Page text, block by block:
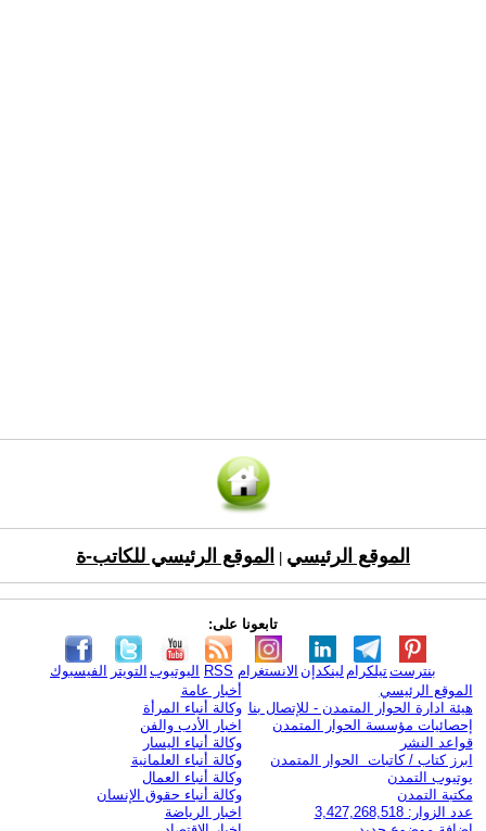
الموقع الرئيسي الموقع الرئيسي للكاتب-ة
تابعونا على:
الفيسبوك التويتر اليوتيوب RSS الانستغرام لينكدإن تيلكرامبنترست
الموقع الرئيسي
هيئة ادارة الحوار المتمدن - للإتصال بنا
إحصائيات مؤسسة الحوار المتمدن
قواعد النشر
ابرز كتاب / كاتبات الحوار المتمدن
يوتيوب التمدن
مكتبة التمدن
عدد الزوار: 3,427,268,518
أخبار عامة
وكالة أنباء المرأة
اخبار الأدب والفن
وكالة أنباء اليسار
وكالة أنباء العلمانية
وكالة أنباء العمال
وكالة أنباء حقوق الإنسان
اخبار الرياضة